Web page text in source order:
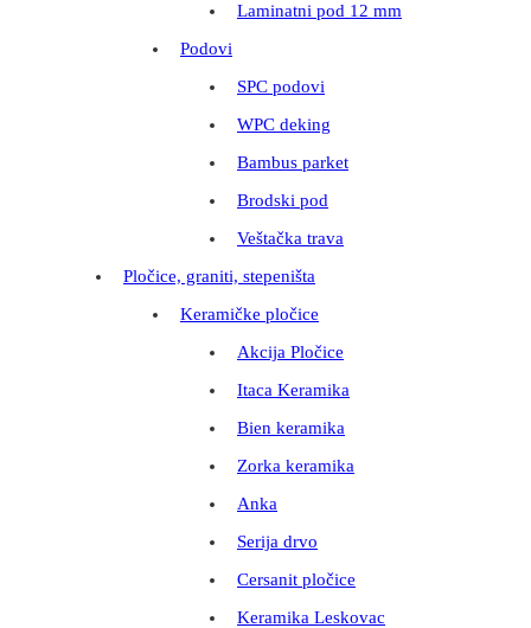
Laminatni pod 12 mm
Podovi
SPC podovi
WPC deking
Bambus parket
Brodski pod
Veštačka trava
Pločice, graniti, stepeništa
Keramičke pločice
Akcija Pločice
Itaca Keramika
Bien keramika
Zorka keramika
Anka
Serija drvo
Cersanit pločice
Keramika Leskovac